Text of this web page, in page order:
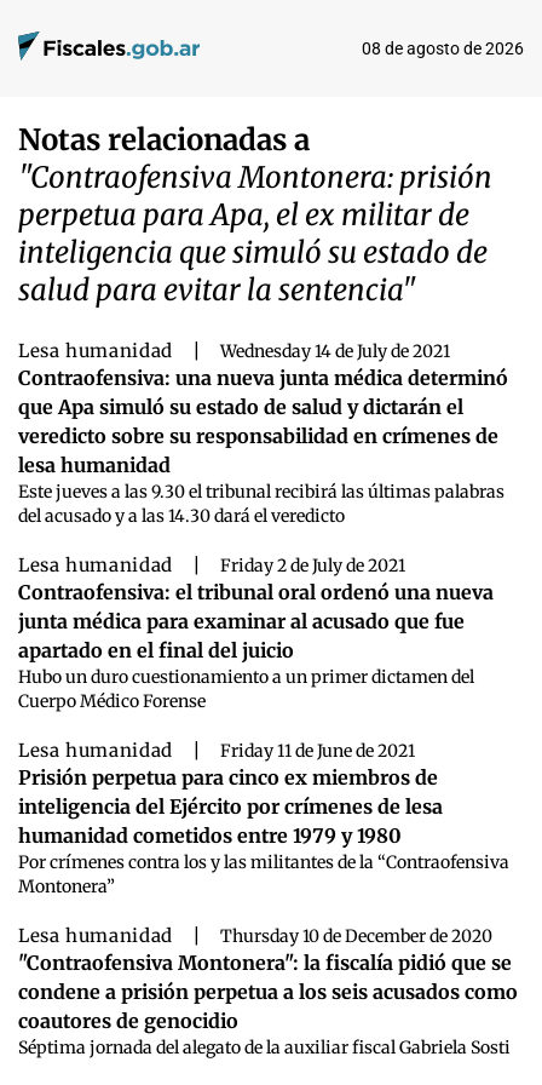
08 de agosto de 2026
Notas relacionadas a
"Contraofensiva Montonera: prisión
perpetua para Apa, el ex militar de
inteligencia que simuló su estado de
salud para evitar la sentencia"
Lesa humanidad Wednesday 14 de July de 2021
Contraofensiva: una nueva junta médica determinó
que Apa simuló su estado de salud y dictarán el
veredicto sobre su responsabilidad en crímenes de
lesa humanidad
Este jueves a las 9.30 el tribunal recibirá las últimas palabras
del acusado y a las 14.30 dará el veredicto
Lesa humanidad Friday 2 de July de 2021
Contraofensiva: el tribunal oral ordenó una nueva
junta médica para examinar al acusado que fue
apartado en el final del juicio
Hubo un duro cuestionamiento a un primer dictamen del
Cuerpo Médico Forense
Lesa humanidad Friday 11 de June de 2021
Prisión perpetua para cinco ex miembros de
inteligencia del Ejército por crímenes de lesa
humanidad cometidos entre 1979 y 1980
Por crímenes contra los y las militantes de la “Contraofensiva
Montonera”
Lesa humanidad Thursday 10 de December de 2020
"Contraofensiva Montonera": la fiscalía pidió que se
condene a prisión perpetua a los seis acusados como
coautores de genocidio
Séptima jornada del alegato de la auxiliar fiscal Gabriela Sosti